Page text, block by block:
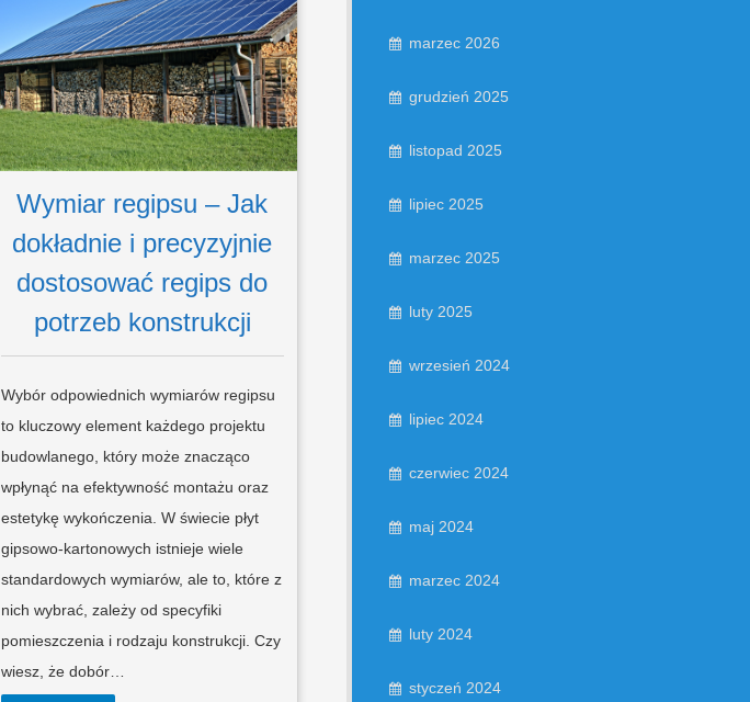
Wymiar regipsu – Jak
dokładnie i precyzyjnie
dostosować regips do
potrzeb konstrukcji
Wybór odpowiednich wymiarów regipsu
to kluczowy element każdego projektu
budowlanego, który może znacząco
wpłynąć na efektywność montażu oraz
estetykę wykończenia. W świecie płyt
gipsowo-kartonowych istnieje wiele
standardowych wymiarów, ale to, które z
nich wybrać, zależy od specyfiki
pomieszczenia i rodzaju konstrukcji. Czy
wiesz, że dobór…
marzec 2026
grudzień 2025
listopad 2025
lipiec 2025
marzec 2025
luty 2025
wrzesień 2024
lipiec 2024
czerwiec 2024
maj 2024
marzec 2024
luty 2024
styczeń 2024